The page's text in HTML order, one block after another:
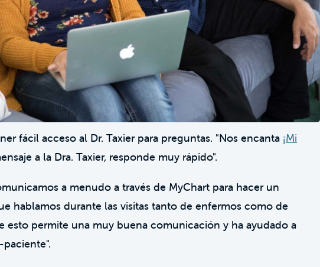
fácil acceso al Dr. Taxier para preguntas. "Nos encanta ¡Mi
a la Dra. Taxier, responde muy rápido".
a menudo a través de MyChart para hacer un
hablamos durante las visitas tanto de enfermos como de
esto permite una muy buena comunicación y ha ayudado a